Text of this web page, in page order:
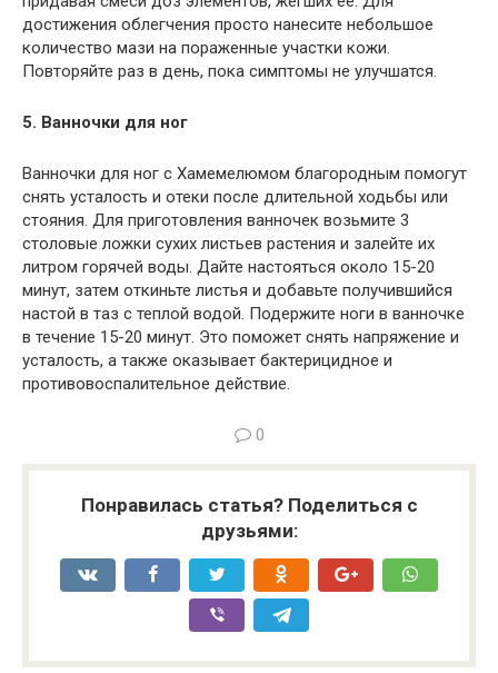
достижения облегчения просто нанесите небольшое
количество мази на пораженные участки кожи.
Повторяйте раз в день, пока симптомы не улучшатся.
5. Ванночки для ног
Ванночки для ног с Хамемелюмом благородным помогут
снять усталость и отеки после длительной ходьбы или
стояния. Для приготовления ванночек возьмите 3
столовые ложки сухих листьев растения и залейте их
литром горячей воды. Дайте настояться около 15-20
минут, затем откиньте листья и добавьте получившийся
настой в таз с теплой водой. Подержите ноги в ванночке
в течение 15-20 минут. Это поможет снять напряжение и
усталость, а также оказывает бактерицидное и
противовоспалительное действие.
0
Понравилась статья? Поделиться с
друзьями: